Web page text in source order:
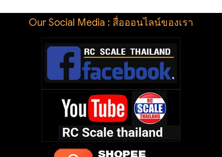
Our Social Media : สื่อออนไลน์ของเรา